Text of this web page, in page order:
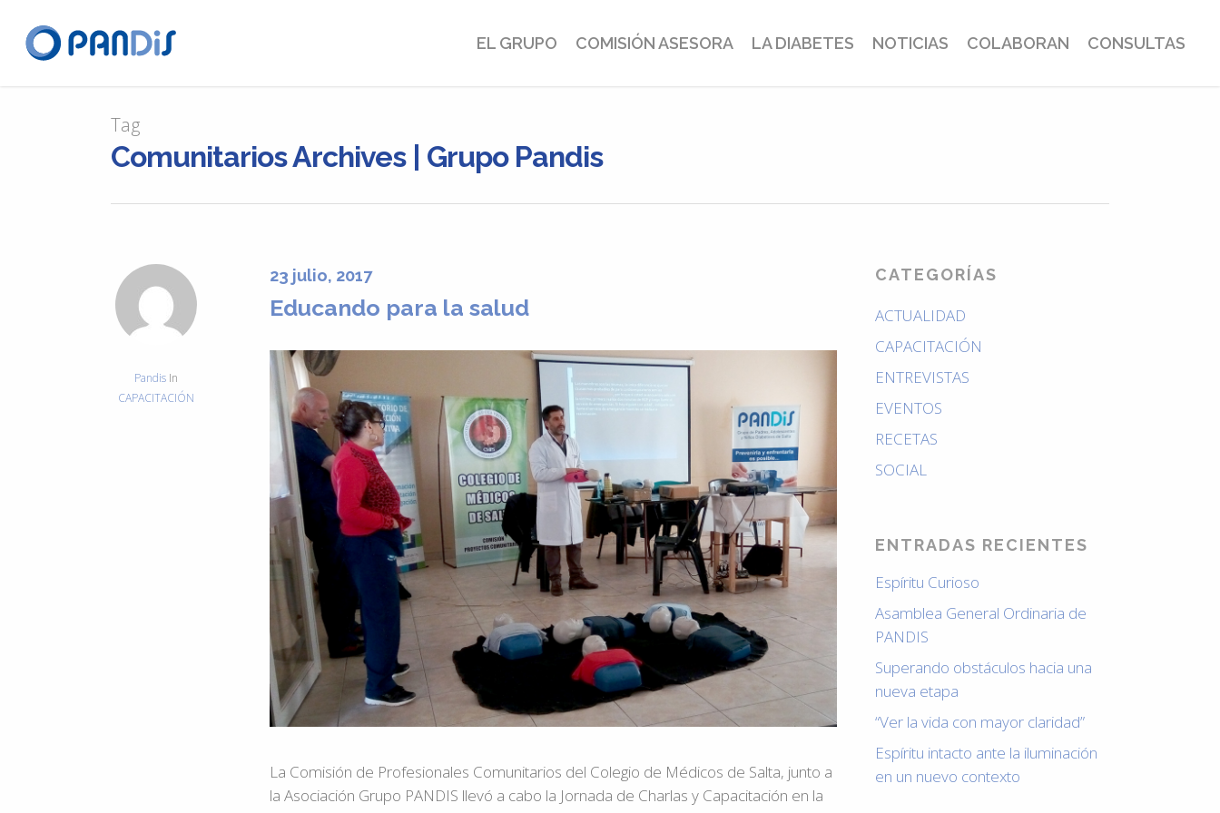
EL GRUPO COMISIÓN ASESORA LA DIABETES NOTICIAS COLABORAN CONSULTAS
Tag
Comunitarios Archives | Grupo Pandis
23 julio, 2017
Pandis In
CAPACITACIÓN
Educando para la salud
La Comisión de Profesionales Comunitarios del Colegio de Médicos de Salta, junto a
la Asociación Grupo PANDIS llevó a cabo la Jornada de Charlas y Capacitación en la
CATEGORÍAS
ACTUALIDAD
CAPACITACIÓN
ENTREVISTAS
EVENTOS
RECETAS
SOCIAL
ENTRADAS RECIENTES
Espíritu Curioso
Asamblea General Ordinaria de
PANDIS
Superando obstáculos hacia una
nueva etapa
“Ver la vida con mayor claridad”
Espíritu intacto ante la iluminación
en un nuevo contexto